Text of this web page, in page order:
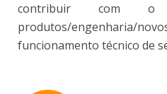
contribuir com o
produtos/engenharia/
funcionamento técnico de